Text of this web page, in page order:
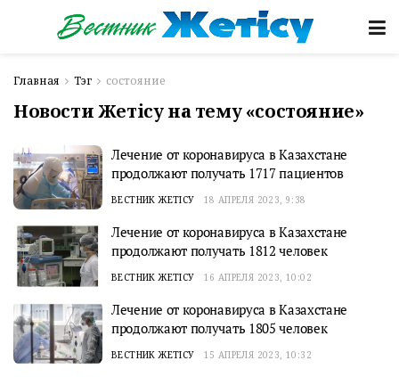
Главная Тэг состояние
Новости Жетісу на тему «состояние»
Лечение от коронавируса в Казахстане
продолжают получать 1717 пациентов
ВЕСТНИК ЖЕТІСУ 18 АПРЕЛЯ 2023, 9:38
Лечение от коронавируса в Казахстане
продолжают получать 1812 человек
ВЕСТНИК ЖЕТІСУ 16 АПРЕЛЯ 2023, 10:02
Лечение от коронавируса в Казахстане
продолжают получать 1805 человек
ВЕСТНИК ЖЕТІСУ 15 АПРЕЛЯ 2023, 10:32